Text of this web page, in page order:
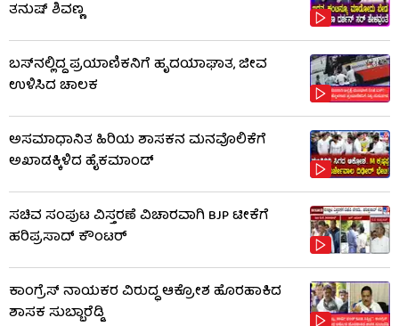
ತನುಷ್ ಶಿವಣ್ಣ
ಬಸ್‌ನಲ್ಲಿದ್ದ ಪ್ರಯಾಣಿಕನಿಗೆ ಹೃದಯಾಘಾತ, ಜೀವ
ಉಳಿಸಿದ ಚಾಲಕ
ಅಸಮಾಧಾನಿತ ಹಿರಿಯ ಶಾಸಕನ ಮನವೊಲಿಕೆಗೆ
ಅಖಾಡಕ್ಕಿಳಿದ ಹೈಕಮಾಂಡ್
ಸಚಿವ ಸಂಪುಟ ವಿಸ್ತರಣೆ ವಿಚಾರವಾಗಿ BJP ಟೀಕೆಗೆ
ಹರಿಪ್ರಸಾದ್ ಕೌಂಟರ್​​
ಕಾಂಗ್ರೆಸ್ ನಾಯಕರ ವಿರುದ್ಧ ಆಕ್ರೋಶ ಹೊರಹಾಕಿದ
ಶಾಸಕ ಸುಬ್ಬಾರೆಡ್ಡಿ